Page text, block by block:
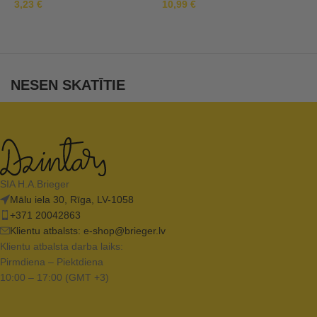
3,23 € 10,99 €
NESEN SKATĪTIE
SIA H.A.Brieger
Mālu iela 30, Rīga, LV-1058
+371 20042863
Klientu atbalsts: e-shop@brieger.lv
Klientu atbalsta darba laiks:
Pirmdiena – Piektdiena
10:00 – 17:00 (GMT +3)